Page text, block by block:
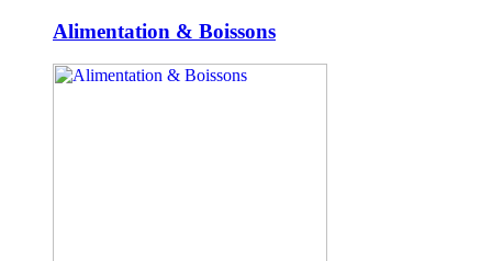
Alimentation & Boissons